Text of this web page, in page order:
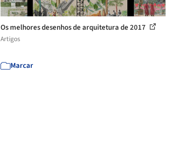
Os melhores desenhos de arquitetura de 2017
Artigos
Marcar